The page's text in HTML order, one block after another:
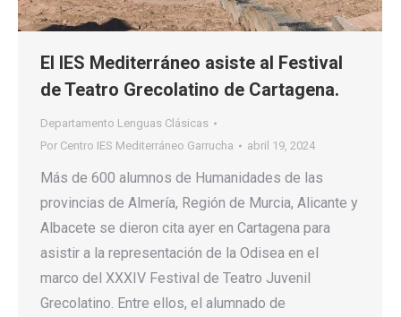
El IES Mediterráneo asiste al Festival
de Teatro Grecolatino de Cartagena.
Departamento Lenguas Clásicas
Por Centro IES Mediterráneo Garrucha abril 19, 2024
Más de 600 alumnos de Humanidades de las
provincias de Almería, Región de Murcia, Alicante y
Albacete se dieron cita ayer en Cartagena para
asistir a la representación de la Odisea en el
marco del XXXIV Festival de Teatro Juvenil
Grecolatino. Entre ellos, el alumnado de